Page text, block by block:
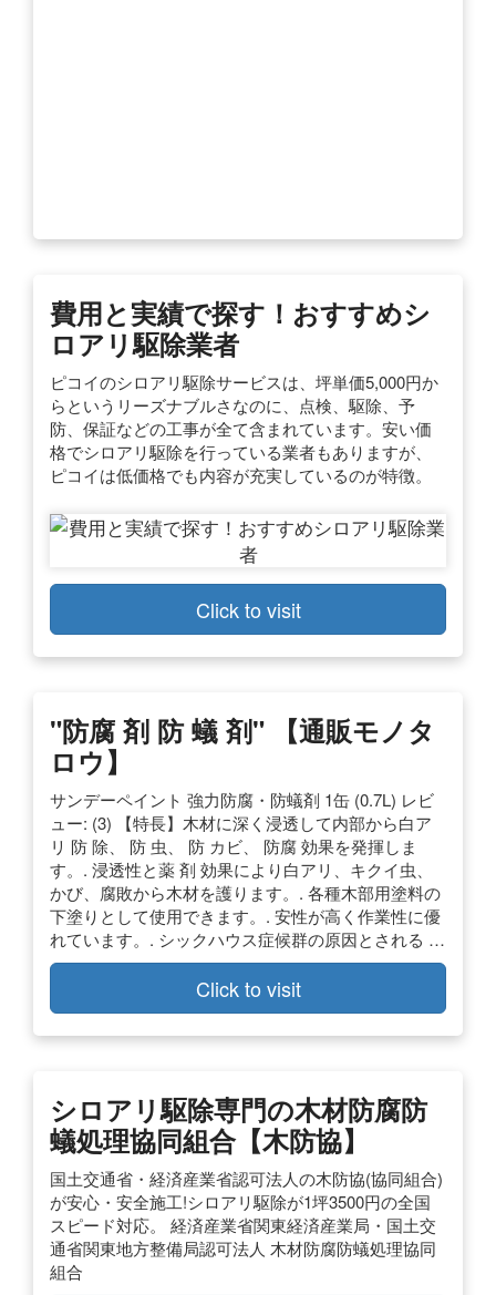
費用と実績で探す！おすすめシ
ロアリ駆除業者
ピコイのシロアリ駆除サービスは、坪単価5,000円か
らというリーズナブルさなのに、点検、駆除、予
防、保証などの工事が全て含まれています。安い価
格でシロアリ駆除を行っている業者もありますが、
ピコイは低価格でも内容が充実しているのが特徴。
Click to visit
"防腐 剤 防 蟻 剤" 【通販モノタ
ロウ】
サンデーペイント 強力防腐・防蟻剤 1缶 (0.7L) レビ
ュー: (3) 【特長】木材に深く浸透して内部から白ア
リ 防 除、 防 虫、 防 カビ、 防腐 効果を発揮しま
す。. 浸透性と薬 剤 効果により白アリ、キクイ虫、
かび、腐敗から木材を護ります。. 各種木部用塗料の
下塗りとして使用できます。. 安性が高く作業性に優
れています。. シックハウス症候群の原因とされる …
Click to visit
シロアリ駆除専門の木材防腐防
蟻処理協同組合【木防協】
国土交通省・経済産業省認可法人の木防協(協同組合)
が安心・安全施工!シロアリ駆除が1坪3500円の全国
スピード対応。 経済産業省関東経済産業局・国土交
通省関東地方整備局認可法人 木材防腐防蟻処理協同
組合